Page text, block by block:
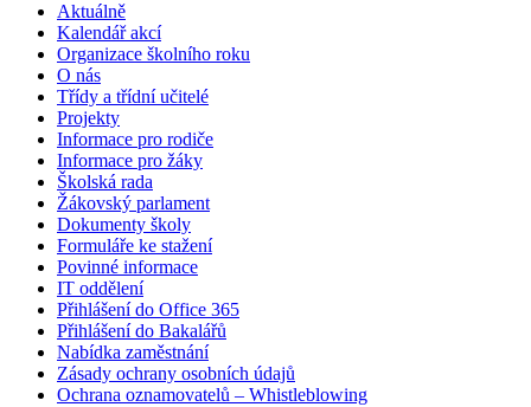
Aktuálně
Kalendář akcí
Organizace školního roku
O nás
Třídy a třídní učitelé
Projekty
Informace pro rodiče
Informace pro žáky
Školská rada
Žákovský parlament
Dokumenty školy
Formuláře ke stažení
Povinné informace
IT oddělení
Přihlášení do Office 365
Přihlášení do Bakalářů
Nabídka zaměstnání
Zásady ochrany osobních údajů
Ochrana oznamovatelů – Whistleblowing